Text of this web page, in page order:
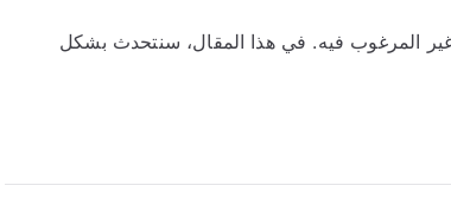
اجهاض
المرغوب فيه. في هذا المقال، سنتحدث بشكل